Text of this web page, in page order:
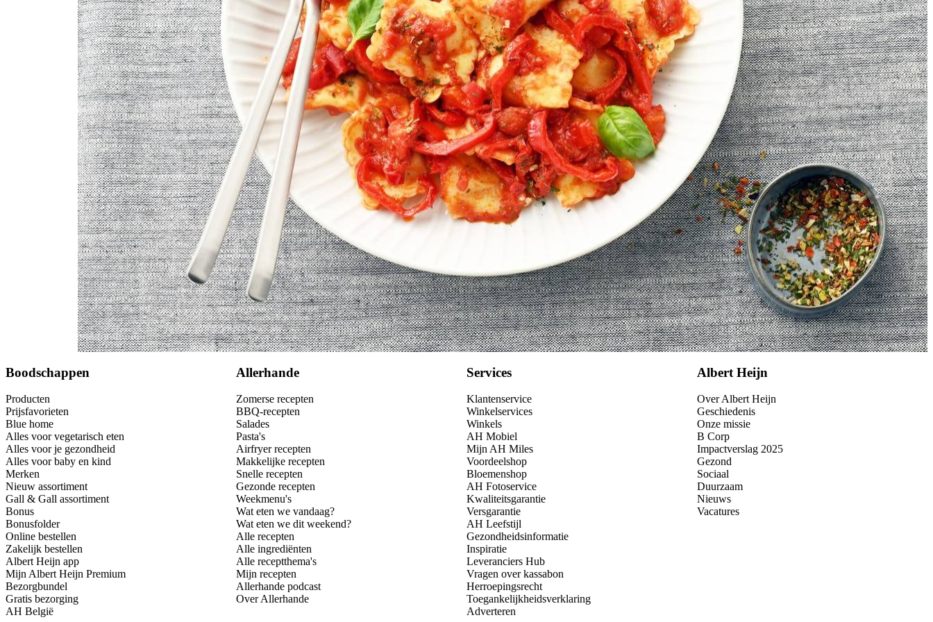
7.5 gverse basilicum
Kies producten
Boodschappen
Producten
Prijsfavorieten
Blue home
Alles voor vegetarisch eten
Alles voor je gezondheid
Alles voor baby en kind
Merken
Nieuw assortiment
Gall & Gall assortiment
Bonus
Bonusfolder
Online bestellen
Zakelijk bestellen
Albert Heijn app
Mijn Albert Heijn Premium
Bezorgbundel
Gratis bezorging
AH België
Allerhande
Zomerse recepten
BBQ-recepten
Salades
Pasta's
Airfryer recepten
Makkelijke recepten
Snelle recepten
Gezonde recepten
Weekmenu's
Wat eten we vandaag?
Wat eten we dit weekend?
Alle recepten
Alle ingrediënten
Alle receptthema's
Mijn recepten
Allerhande podcast
Over Allerhande
Services
Klantenservice
Winkelservices
Winkels
AH Mobiel
Mijn AH Miles
Voordeelshop
Bloemenshop
AH Fotoservice
Kwaliteitsgarantie
Versgarantie
AH Leefstijl
Gezondheidsinformatie
Inspiratie
Leveranciers Hub
Vragen over kassabon
Herroepingsrecht
Toegankelijkheidsverklaring
Adverteren
Albert Heijn
Over Albert Heijn
Geschiedenis
Onze missie
B Corp
Impactverslag 2025
Gezond
Sociaal
Duurzaam
Nieuws
Vacatures